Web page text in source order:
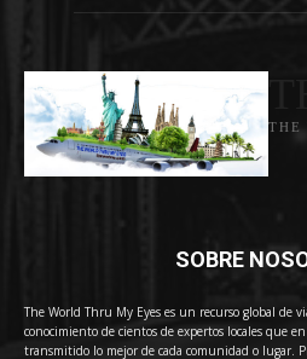
THE
SOBRE
The World Thru My Eyes es un recurso global de
conocimiento de cientos de expertos locales que
transmitido lo mejor de cada comunidad o lugar.